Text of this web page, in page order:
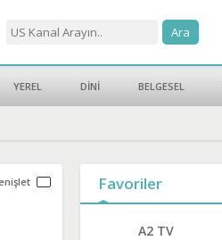
YEREL DİNİ BELGESEL
Favoriler
A2 TV